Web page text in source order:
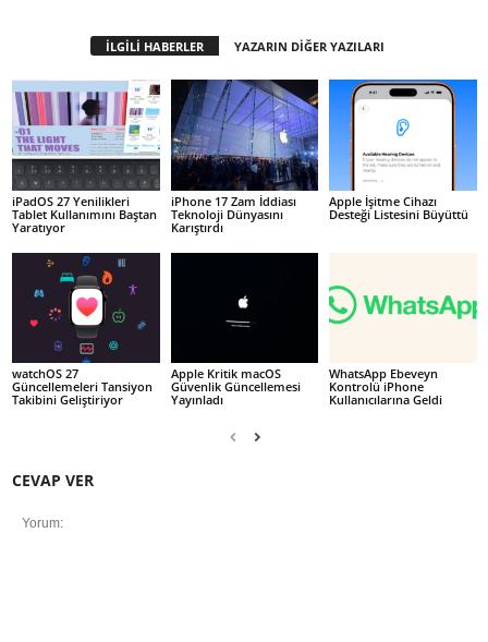
İLGİLİ HABERLER YAZARIN DİĞER YAZILARI
iPadOS 27 Yenilikleri
Tablet Kullanımını Baştan
Yaratıyor
iPhone 17 Zam İddiası
Teknoloji Dünyasını
Karıştırdı
Apple İşitme Cihazı
Desteği Listesini Büyüttü
watchOS 27
Güncellemeleri Tansiyon
Takibini Geliştiriyor
Apple Kritik macOS
Güvenlik Güncellemesi
Yayınladı
WhatsApp Ebeveyn
Kontrolü iPhone
Kullanıcılarına Geldi
CEVAP VER